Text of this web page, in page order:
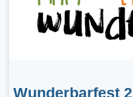
Wunderbarfest